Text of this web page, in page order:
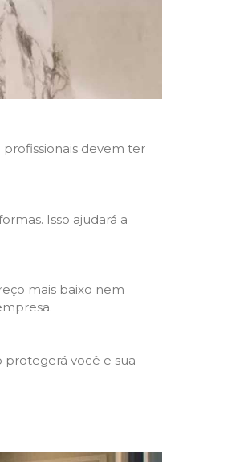
devem ter
Isso ajudará a
mais baixo nem
protegerá você e sua